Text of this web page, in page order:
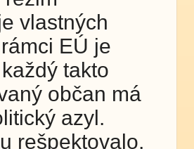
vlastných
EÚ je
takto
občan má
azyl.
rešpektovalo,